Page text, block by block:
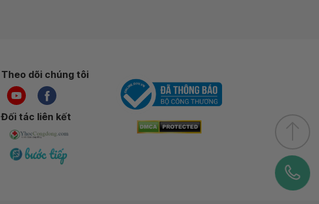
Theo dõi chúng tôi
Đối tác liên kết